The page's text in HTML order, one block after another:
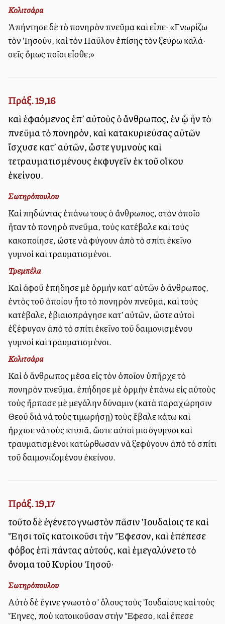
Κολιτσάρα
Ἀπήντησε δὲ τὸ πονηρὸν πνεῦμα καὶ εἶπε· «Γνωρίζω
τὸν Ἰησοῦν, καὶ τὸν Παῦλον ἐπίσης τὸν ξεύρω καλά·
σεῖς ὅμως ποῖοι εἶσθε;»
Πράξ. 19,16
καὶ ἐφαλλόμενος ἐπ’ αὐτοὺς ὁ ἄνθρωπος, ἐν ᾧ ἦν τὸ
πνεῦμα τὸ πονηρόν, καὶ κατακυριεύσας αὐτῶν
ἴσχυσε κατ’ αὐτῶν, ὥστε γυμνοὺς καὶ
τετραυματισμένους ἐκφυγεῖν ἐκ τοῦ οἴκου
ἐκείνου.
Σωτηρόπουλου
Καὶ πηδώντας ἐπάνω τους ὁ ἄνθρωπος, στὸν ὁποῖο
ἦταν τὸ πονηρὸ πνεῦμα, τοὺς κατέβαλε καὶ τοὺς
κακοποίησε, ὥστε νὰ φύγουν ἀπὸ τὸ σπίτι ἐκεῖνο
γυμνοὶ καὶ τραυματισμένοι.
Τρεμπέλα
Καὶ ἀφοῦ ἐπήδησε μὲ ὁρμὴν κατ’ αὐτῶν ὁ ἄνθρωπος,
ἐντὸς τοῦ ὁποίου ἦτο τὸ πονηρὸν πνεῦμα, καὶ τοὺς
κατέβαλε, ἐβιαιοπράγησε κατ’ αὐτῶν, ὥστε αὐτοὶ
ἐξέφυγαν ἀπὸ τὸ σπίτι ἐκεῖνο τοῦ δαιμονισμένου
γυμνοὶ καὶ τραυματισμένοι.
Κολιτσάρα
Καὶ ὁ ἄνθρωπος μέσα εἰς τὸν ὁποῖον ὑπῆρχε τὸ
πονηρὸν πνεῦμα, ἐπήδησε μὲ ὁρμὴν ἐπάνω εἰς αὐτοὺς
τοὺς ἤρπασε μὲ μεγάλην δύναμιν (κατὰ παραχώρησιν
Θεοῦ διὰ νὰ τοὺς τιμωρήσῃ) τοὺς ἔβαλε κάτω καὶ
ἤρχισε νὰ τοὺς κτυπᾶ, ὥστε αὐτοὶ μισόγυμνοι καὶ
τραυματισμένοι κατώρθωσαν νὰ ξεφύγουν ἀπὸ τὸ σπίτι
τοῦ δαιμονιζομένου ἐκείνου.
Πράξ. 19,17
τοῦτο δὲ ἐγένετο γνωστὸν πᾶσιν Ἰουδαίοις τε καὶ
Ἕλλησι τοῖς κατοικοῦσι τὴν Ἔφεσον, καὶ ἐπέπεσε
φόβος ἐπὶ πάντας αὐτούς, καὶ ἐμεγαλύνετο τὸ
ὄνομα τοῦ Κυρίου Ἰησοῦ·
Σωτηρόπουλου
Αὐτὸ δὲ ἔγινε γνωστὸ σ’ ὅλους τοὺς Ἰουδαίους καὶ τοὺς
Ἕλληνες, ποὺ κατοικοῦσαν στὴν Ἔφεσο, καὶ ἔπεσε